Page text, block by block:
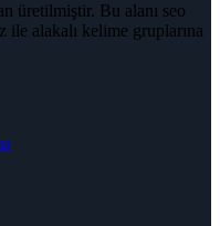
üretilmiştir. Bu alanı seo
ile alakalı kelime gruplarına